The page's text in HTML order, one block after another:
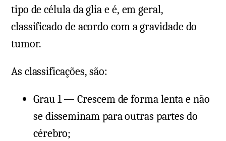
tipo de célula da glia e é, em geral,
classificado de acordo com a gravidade do
tumor.
As classificações, são:
Grau 1 — Crescem de forma lenta e não
se disseminam para outras partes do
cérebro;